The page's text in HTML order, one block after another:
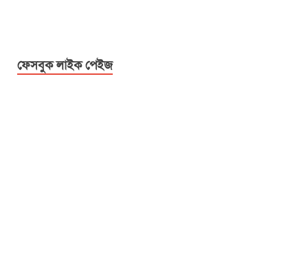
ফেসবুক লাইক পেইজ